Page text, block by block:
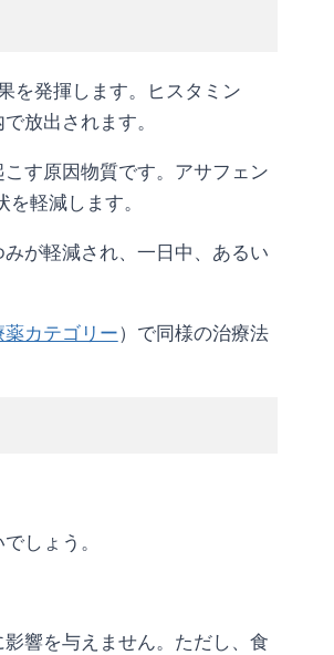
を発揮します。ヒスタミン
放出されます。
す原因物質です。アサフェン
軽減します。
が軽減され、一日中、あるい
カテゴリー）で同様の治療法
しょう。
響を与えません。ただし、食